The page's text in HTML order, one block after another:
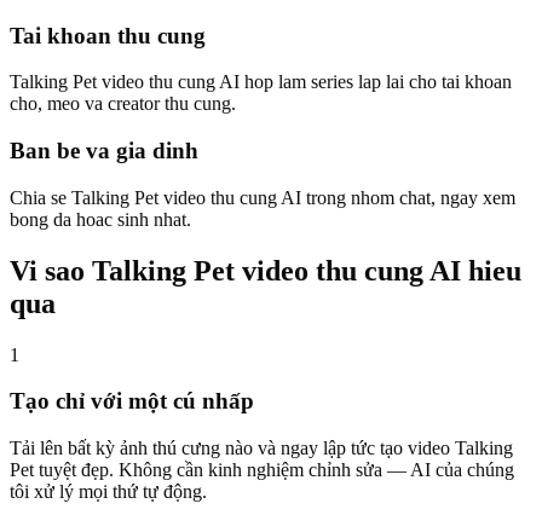
Tai khoan thu cung
Talking Pet video thu cung AI hop lam series lap lai cho tai khoan
cho, meo va creator thu cung.
Ban be va gia dinh
Chia se Talking Pet video thu cung AI trong nhom chat, ngay xem
bong da hoac sinh nhat.
Vi sao Talking Pet video thu cung AI hieu
qua
1
Tạo chỉ với một cú nhấp
Tải lên bất kỳ ảnh thú cưng nào và ngay lập tức tạo video Talking
Pet tuyệt đẹp. Không cần kinh nghiệm chỉnh sửa — AI của chúng
tôi xử lý mọi thứ tự động.